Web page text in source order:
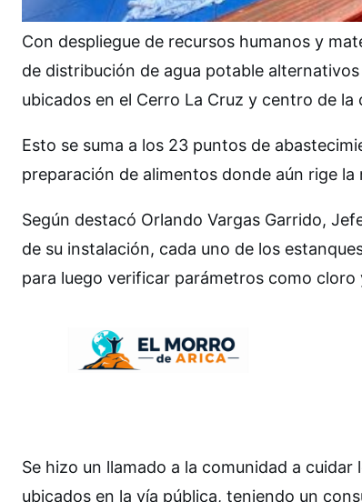
Con despliegue de recursos humanos y
de distribución de agua potable
ubicados en el Cerro La Cruz y centro de la
Esto se suma a los 23 puntos de
preparación de alimentos donde aún rige
Según destacó Orlando Vargas Garrido,
de su instalación, cada uno de los
para luego verificar parámetros como cloro
Se hizo un llamado a la comunidad a
ubicados en la vía pública, teniendo un